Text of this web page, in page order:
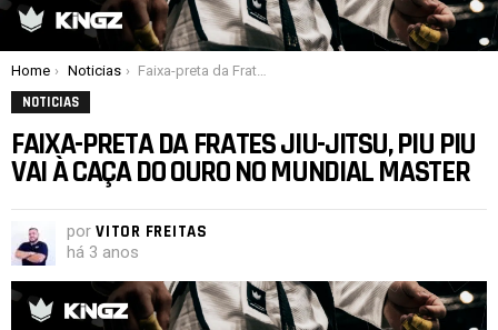
Você está aqui:
Home Noticias Faixa-preta da Frates Jiu-Jitsu, Piu Piu vai à caça do ouro no Mundial Master
NOTICIAS
FAIXA-PRETA DA FRATES JIU-JITSU, PIU PIU
VAI À CAÇA DO OURO NO MUNDIAL MASTER
por VITOR FREITAS
há 3 anos